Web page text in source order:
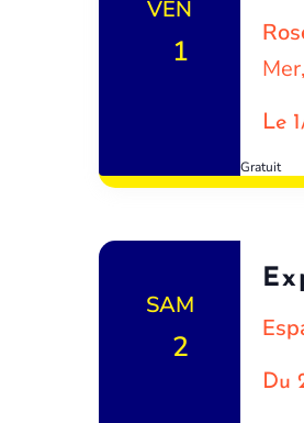
VEN
1
Le
Gratuit
SAM
2
Du